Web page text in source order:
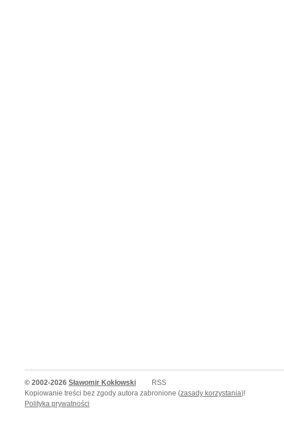
© 2002-2026 Sławomir Kokłowski
RSS
Kopiowanie treści bez zgody autora zabronione (zasady korzystania)!
Polityka prywatności